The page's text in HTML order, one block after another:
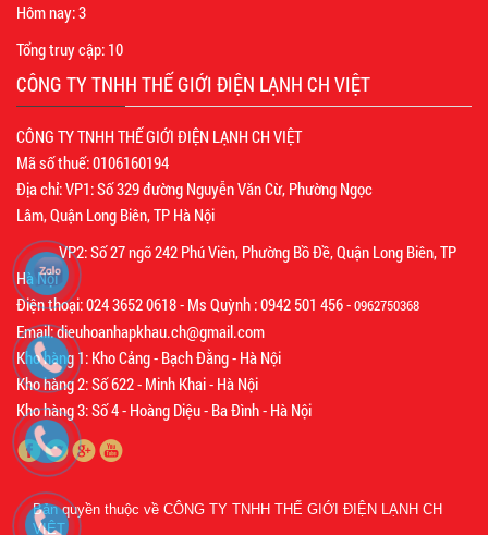
Hôm nay:3
Tổng truy cập: 10
CÔNG TY TNHH THẾ GIỚI ĐIỆN LẠNH CH VIỆT
CÔNG TY TNHH THẾ GIỚI ĐIỆN LẠNH CH VIỆT
Mã số thuế: 0106160194
Địa chỉ: VP1: Số 329 đường Nguyễn Văn Cừ, Phường Ngọc
Lâm, Quận Long Biên, TP Hà Nội
VP2: Số 27 ngõ 242 Phú Viên, Phường Bồ Đề, Quận Long Biên, TP
Hà Nội
Điện thoại: 024 3652 0618 - Ms Quỳnh : 0942 501 456 -0962750368
Email: dieuhoanhapkhau.ch@gmail.com
Kho hàng 1: Kho Cảng - Bạch Đằng - Hà Nội
Kho hàng 2: Số 622 - Minh Khai - Hà Nội
Kho hàng 3: Số 4 - Hoàng Diệu - Ba Đình - Hà Nội
Bản quyền thuộc về CÔNG TY TNHH THẾ GIỚI ĐIỆN LẠNH CH
VIỆT